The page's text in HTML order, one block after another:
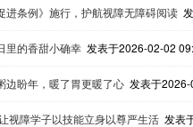
进条例》施行，护航视障无障碍阅读
里的香甜小确幸 发表于2026-02-02
边盼年，暖了胃更暖了心 发表于
视障学子以技能立身以尊严生活 发表